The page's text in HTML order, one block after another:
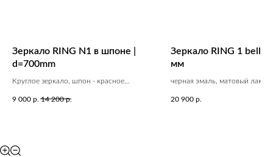
Зеркало RING N1 в шпоне |
d=700mm
Круглое зеркало, шпон - красное
9 000 р. 14 200 р.
Зеркало RING 1 bell
мм
черная эмаль, матовый лак
20 900 р.